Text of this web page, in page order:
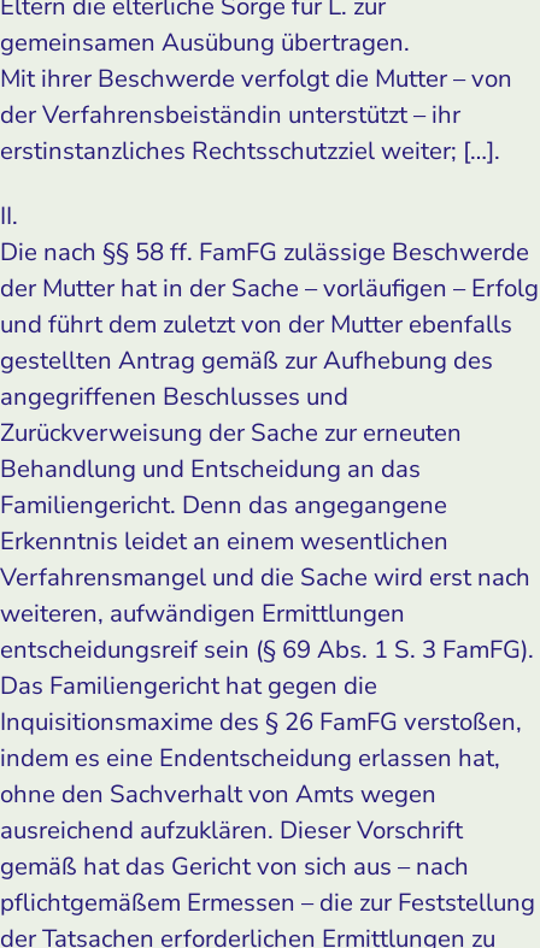
gemeinsamen Ausübung übertragen.
Mit ihrer Beschwerde verfolgt die Mutter – von
der Verfahrensbeiständin unterstützt – ihr
erstinstanzliches Rechtsschutzziel weiter; […].
II.
Die nach §§ 58 ff. FamFG zulässige Beschwerde
der Mutter hat in der Sache – vorläufigen – Erfolg
und führt dem zuletzt von der Mutter ebenfalls
gestellten Antrag gemäß zur Aufhebung des
angegriffenen Beschlusses und
Zurückverweisung der Sache zur erneuten
Behandlung und Entscheidung an das
Familiengericht. Denn das angegangene
Erkenntnis leidet an einem wesentlichen
Verfahrensmangel und die Sache wird erst nach
weiteren, aufwändigen Ermittlungen
entscheidungsreif sein (§ 69 Abs. 1 S. 3 FamFG).
Das Familiengericht hat gegen die
Inquisitionsmaxime des § 26 FamFG verstoßen,
indem es eine Endentscheidung erlassen hat,
ohne den Sachverhalt von Amts wegen
ausreichend aufzuklären. Dieser Vorschrift
gemäß hat das Gericht von sich aus – nach
pflichtgemäßem Ermessen – die zur Feststellung
der Tatsachen erforderlichen Ermittlungen zu